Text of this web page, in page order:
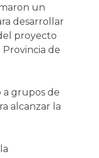
un
desarrollar
proyecto
de
a grupos de
alcanzar la